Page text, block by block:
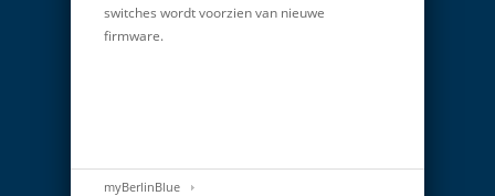
switches wordt voorzien van nieuwe
firmware.
myBerlinBlue